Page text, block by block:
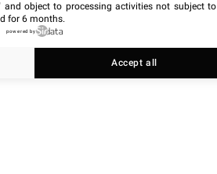
and object to processing activities not subject to
for 6 months.
powered by
Accept all